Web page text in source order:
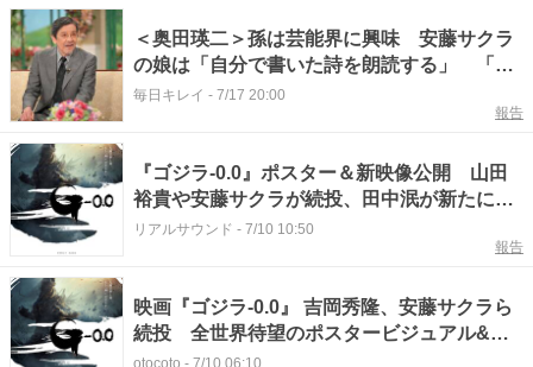
＜奥田瑛二＞孫は芸能界に興味 安藤サクラ
の娘は「自分で書いた詩を朗読する」 「徹
子の部屋」で
毎日キレイ - 7/17 20:00
報告
『ゴジラ-0.0』ポスター＆新映像公開 山田
裕貴や安藤サクラが続投、田中泯が新たに出
演
リアルサウンド - 7/10 10:50
報告
映画『ゴジラ-0.0』 吉岡秀隆、安藤サクラら
続投 全世界待望のポスタービジュアル&最
新特報映像公開
otocoto - 7/10 06:10